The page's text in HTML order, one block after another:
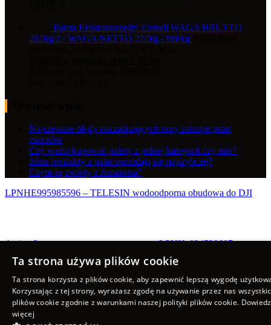
Paleta Elektronarzędzi Einhell WAGA BRUTTO
262kg/2 / WAGA NETTO 222kg - 9zł/kg
Najczęstsze błędy początkujących przy zakupie palet
zwrotów
Czy warto kupować palety z jednej kategorii czy mix?
Jakie produkty z palet sprzedają się najszybciej?
Czym są zwroty z Amazona?
LPNHE995985596 – TELESIN wodoodporna obudowa do DJI
Action 3 – ...
LPNHe034530607 –
Płaszcz dla psa z polarową podszewką, wiatroszczelna...
Scroll to top
Ta strona używa plików cookie
Ta strona korzysta z plików cookie, aby zapewnić lepszą wygodę
Korzystając z tej strony, wyrażasz zgodę na używanie przez nas
plików cookie zgodnie z warunkami naszej polityki plików cookie.
więcej